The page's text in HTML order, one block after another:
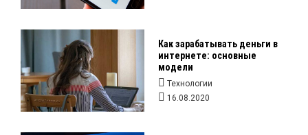
Как зарабатывать деньги в
интернете: основные
модели
Технологии
16.08.2020